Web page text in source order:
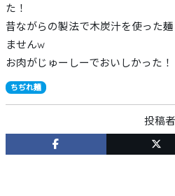
た！
昔ながらの製法で木炭汁を使った
ませんw
お肉がじゅーしーでおいしかった！
ちぢれ麺
投稿者